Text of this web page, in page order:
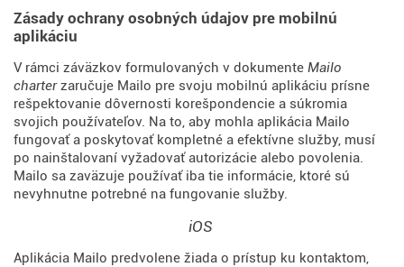
Zásady ochrany osobných údajov pre mobilnú
aplikáciu
V rámci záväzkov formulovaných v dokumente Mailo
charterzaručuje Mailo pre svoju mobilnú aplikáciu prísne
rešpektovanie dôvernosti korešpondencie a súkromia
svojich používateľov. Na to, aby mohla aplikácia Mailo
fungovať a poskytovať kompletné a efektívne služby, musí
po nainštalovaní vyžadovať autorizácie alebo povolenia.
Mailo sa zaväzuje používať iba tie informácie, ktoré sú
nevyhnutne potrebné na fungovanie služby.
iOS
Aplikácia Mailo predvolene žiada o prístup ku kontaktom,